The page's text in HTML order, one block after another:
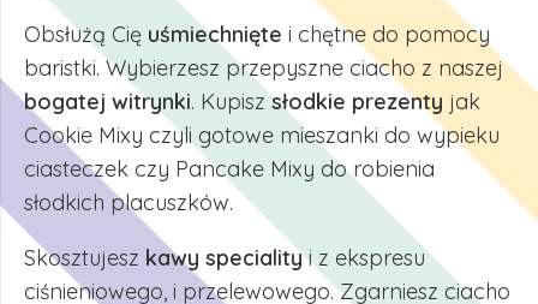
Obsłużą Cię uśmiechnięte i chętne do pomocy
baristki. Wybierzesz przepyszne ciacho z naszej
bogatej witrynki. Kupiszsłodkie prezenty jak
Cookie Mixy czyli gotowe mieszanki do wypieku
ciasteczek czy Pancake Mixy do robienia
słodkich placuszków.
Skosztujesz kawy specialityi z ekspresu
ciśnieniowego, i przelewowego. Zgarniesz ciacho